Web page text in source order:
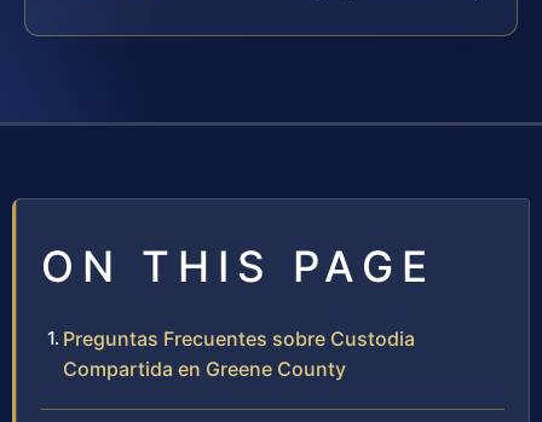
ON THIS PAGE
Preguntas Frecuentes sobre Custodia
Compartida en Greene County